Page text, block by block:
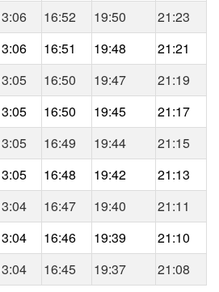
16:52 19:50
21:23
16:51 19:48
21:21
16:50 19:47
21:19
16:50 19:45
21:17
16:49 19:44
21:15
16:48 19:42
21:13
16:47 19:40
21:11
16:46 19:39
21:10
16:45 19:37 21:08